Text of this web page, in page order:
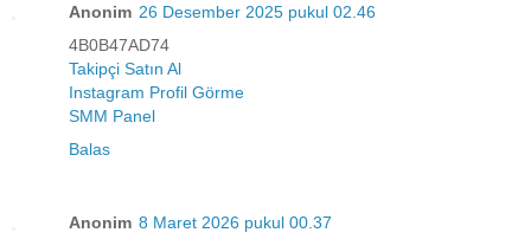
Anonim 26 Desember 2025 pukul 02.46
4B0B47AD74
Takipçi Satın Al
Instagram Profil Görme
SMM Panel
Balas
Anonim 8 Maret 2026 pukul 00.37